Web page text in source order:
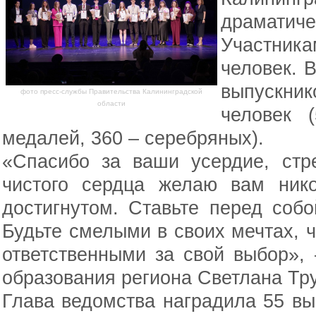
фото пресс-службы Правительства Калининградской
области
человек.
человек
медалей, 360 – серебряных).
«Спасибо за ваши усердие,
чистого сердца желаю вам
достигнутом. Ставьте перед
Будьте смелыми в своих мечтах,
ответственными за свой
образования региона Светлана
Глава ведомства наградила 55